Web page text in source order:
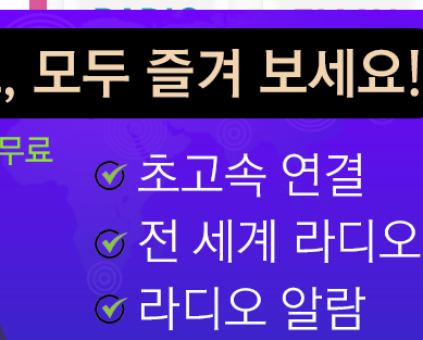
MBC 표준FM MBC FM4U
충북 MBC 라디오 99.7
© Copyright 2022 Smart Radio. All Rights Reserved |
Made with by 스마트 라디오